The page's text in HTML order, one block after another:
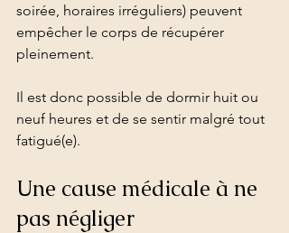
soirée, horaires irréguliers) peuvent
empêcher le corps de récupérer
pleinement.
Il est donc possible de dormir huit ou
neuf heures et de se sentir malgré tout
fatigué(e).
Une cause médicale à ne
pas négliger